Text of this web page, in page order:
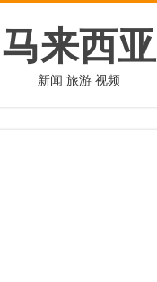
马来西亚
新闻 旅游 视频